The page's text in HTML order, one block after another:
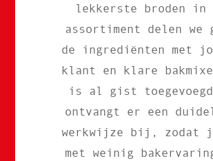
lekkerste broden in
assortiment delen we
de ingrediënten met
klant en klare
is al gist
ontvangt er een
werkwijze bij, zodat
met weinig